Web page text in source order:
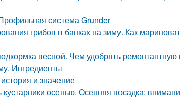
система Grunder
грибов в банках на зиму. Как
весной. Чем удобрять
Ингредиенты
и значение
кустарники осенью. Осенняя посадка: